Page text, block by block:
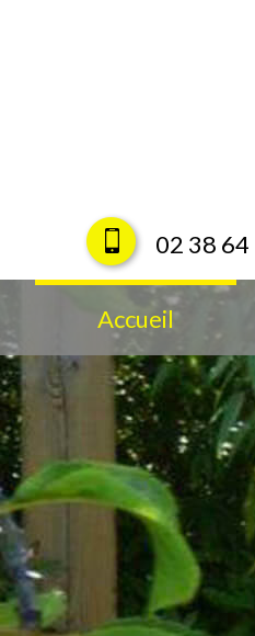
02 38 64
Accueil